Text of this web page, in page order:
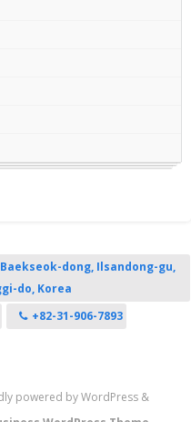
dong, Ilsandong-gu,
do, Korea
+82-31-906-7893
powered by WordPress &